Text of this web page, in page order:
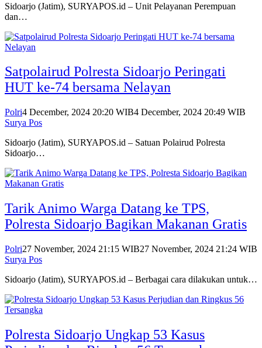
Sidoarjo (Jatim), SURYAPOS.id – Unit Pelayanan Perempuan
dan…
Satpolairud Polresta Sidoarjo Peringati
HUT ke-74 bersama Nelayan
Polri4 December, 2024 20:20 WIB4 December, 2024 20:49 WIB
Surya Pos
Sidoarjo (Jatim), SURYAPOS.id – Satuan Polairud Polresta
Sidoarjo…
Tarik Animo Warga Datang ke TPS,
Polresta Sidoarjo Bagikan Makanan Gratis
Polri27 November, 2024 21:15 WIB27 November, 2024 21:24 WIB
Surya Pos
Sidoarjo (Jatim), SURYAPOS.id – Berbagai cara dilakukan untuk…
Polresta Sidoarjo Ungkap 53 Kasus